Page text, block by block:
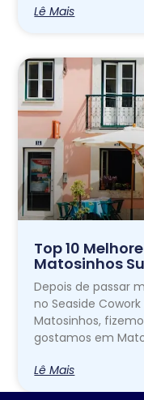
Lê Mais
Top 10
Matosinhos
Depois de passar
no Seaside
Matosinhos,
gostamos em
Lê Mais